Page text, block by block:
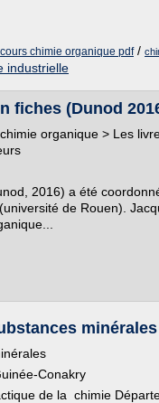
cours chimie organique pdf/
industrielle
fiches (Dunod
organique > Les
2016) a été
de Rouen).
minérales
Conakry
de la chimie